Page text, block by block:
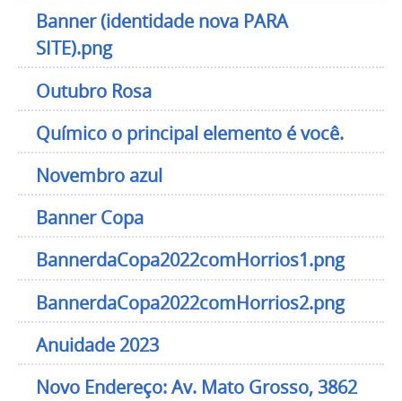
Banner (identidade nova PARA
SITE).png
Outubro Rosa
Químico o principal elemento é você.
Novembro azul
Banner Copa
BannerdaCopa2022comHorrios1.png
BannerdaCopa2022comHorrios2.png
Anuidade 2023
Novo Endereço: Av. Mato Grosso, 3862